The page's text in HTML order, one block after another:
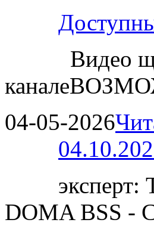
Видео
04-05-2026
DOMA BSS